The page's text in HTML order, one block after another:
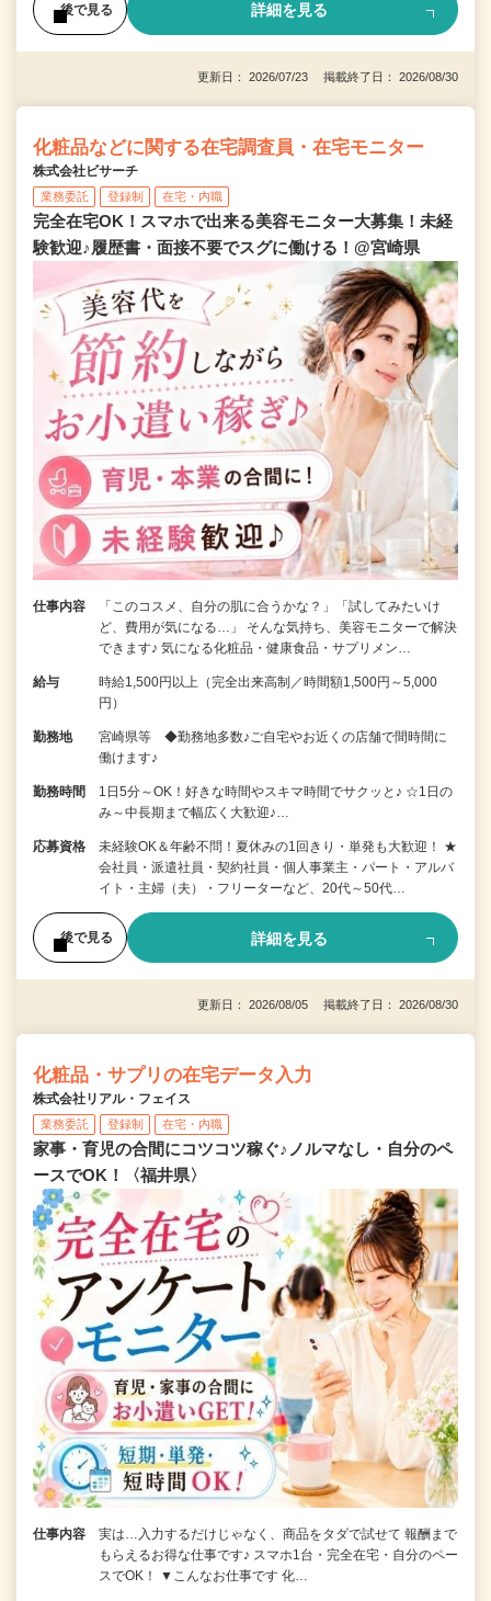
後で見る 詳細を見る
更新日： 2026/07/23 掲載終了日： 2026/08/30
化粧品などに関する在宅調査員・在宅モニター
株式会社ビサーチ
業務委託 登録制 在宅・内職
完全在宅OK！スマホで出来る美容モニター大募集！未経
験歓迎♪履歴書・面接不要でスグに働ける！@宮崎県
仕事内容
「このコスメ、自分の肌に合うかな？」「試してみたいけ
ど、費用が気になる…」 そんな気持ち、美容モニターで解決
できます♪ 気になる化粧品・健康食品・サプリメン…
給与
時給1,500円以上（完全出来高制／時間額1,500円～5,000
円）
勤務地
宮崎県等 ◆勤務地多数♪ご自宅やお近くの店舗で間時間に
働けます♪
勤務時間
1日5分～OK！好きな時間やスキマ時間でサクッと♪ ☆1日の
み～中長期まで幅広く大歓迎♪…
応募資格
未経験OK＆年齢不問！夏休みの1回きり・単発も大歓迎！ ★
会社員・派遣社員・契約社員・個人事業主・パート・アルバ
イト・主婦（夫）・フリーターなど、20代～50代…
後で見る 詳細を見る
更新日： 2026/08/05 掲載終了日： 2026/08/30
化粧品・サプリの在宅データ入力
株式会社リアル・フェイス
業務委託 登録制 在宅・内職
家事・育児の合間にコツコツ稼ぐ♪ノルマなし・自分のペ
ースでOK！〈福井県〉
仕事内容
実は…入力するだけじゃなく、商品をタダで試せて 報酬まで
もらえるお得な仕事です♪ スマホ1台・完全在宅・自分のペー
スでOK！ ▼こんなお仕事です 化…